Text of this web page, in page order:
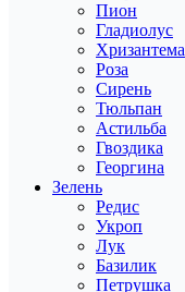
Пион
Гладиолус
Хризантема
Роза
Сирень
Тюльпан
Астильба
Гвоздика
Георгина
Зелень
Редис
Укроп
Лук
Базилик
Петрушка